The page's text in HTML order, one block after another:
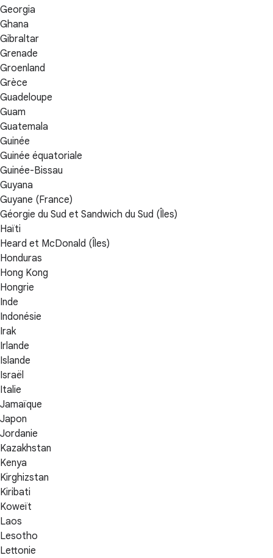
Georgia
Ghana
Gibraltar
Grenade
Groenland
Grèce
Guadeloupe
Guam
Guatemala
Guinée
Guinée équatoriale
Guinée-Bissau
Guyana
Guyane (France)
Géorgie du Sud et Sandwich du Sud (Îles)
Haïti
Heard et McDonald (Îles)
Honduras
Hong Kong
Hongrie
Inde
Indonésie
Irak
Irlande
Islande
Israël
Italie
Jamaïque
Japon
Jordanie
Kazakhstan
Kenya
Kirghizstan
Kiribati
Koweït
Laos
Lesotho
Lettonie